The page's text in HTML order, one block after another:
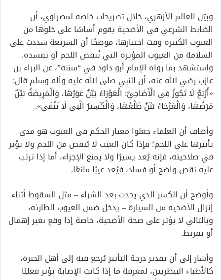
وبيّن العالم الأزهري، خلال تصريحات خاصة لمصراوي، أن
الضابط الشرعي في الأضحية يقوم أساسًا على خلوها من
العيوب الكبيرة وقت اختيارها، موضحًا أن الشريعة شددت على
السلامة من العيوب المؤثرة التي تُنقص اللحم أو تفسده.
واستشهد بما رواه الإمام أبو داود في “سننه”، عن البراء بن
عازب رضي الله عنه، أن النبي صلى الله عليه وآله وسلم قال:
«أَرْبَعٌ لَا تَجُوزُ فِي الْأَضَاحِيِّ: الْعَوْرَاءُ بَيِّنٌ عَوَرُهَا، وَالْمَرِيضَةُ بَيِّنٌ
مَرَضُهَا، وَالْعَرْجَاءُ بَيِّنٌ ظَلْعُهَا، وَالْكَسِيرُ الَّتِي لَا تَنْقَى».
وأضاف أن العلماء جعلوا معيار الحكم في العيوب هو مدى
تأثيرها على اللحم؛ فإذا كان العيب لا يُنقص من اللحم ولا يؤثر
في صلاحيته، فإنه يُعد يسيرًا ولا يمنع الإجزاء، أما إذا ترتب
عليه نقص واضح أو فساد، فيُعد عيبًا مانعًا.
وأوضح أن الكسر الذي يحدث بعد الشراء – مثل السقوط أثناء
إنزال الأضحية من السيارة – يدخل ضمن العيوب الطارئة،
وبالتالي لا يؤثر على صحة الأضحية، خاصة إذا وقع بغير إهمال
أو تفريط.
وأشار إلى أن تقدير درجة التأثير يُرجع فيه إلى أهل الخبرة،
كالأطباء البيطريين، لمعرفة ما إذا كانت الإصابة تؤثر فعليًا